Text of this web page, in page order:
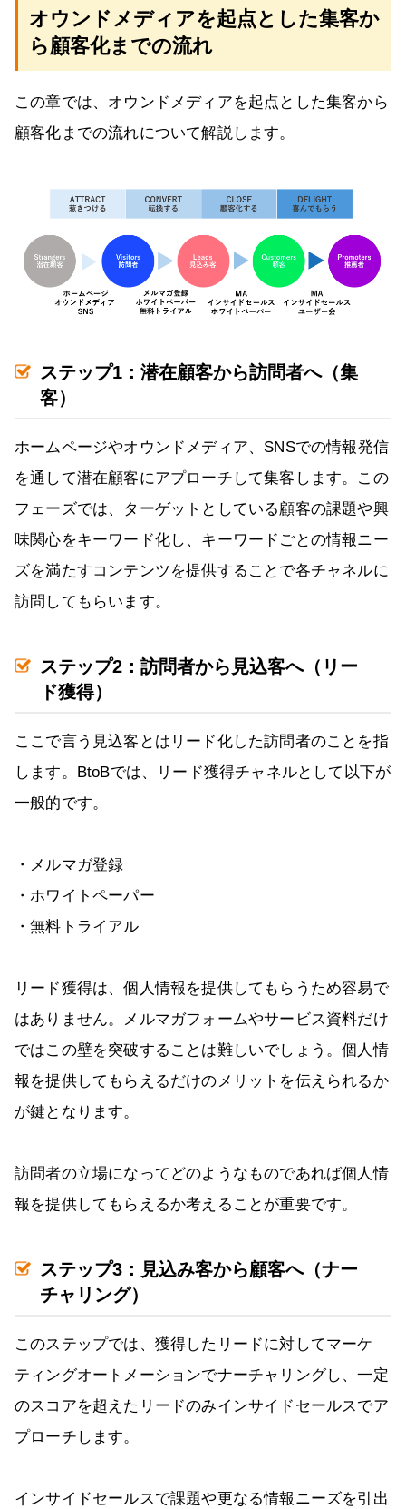
オウンドメディアを起点とした集客か
ら顧客化までの流れ
この章では、オウンドメディアを起点とした集客から
顧客化までの流れについて解説します。
ステップ1：潜在顧客から訪問者へ（集
客）
ホームページやオウンドメディア、SNSでの情報発信
を通して潜在顧客にアプローチして集客します。この
フェーズでは、ターゲットとしている顧客の課題や興
味関心をキーワード化し、キーワードごとの情報ニー
ズを満たすコンテンツを提供することで各チャネルに
訪問してもらいます。
ステップ2：訪問者から見込客へ（リー
ド獲得）
ここで言う見込客とはリード化した訪問者のことを指
します。BtoBでは、リード獲得チャネルとして以下が
一般的です。
・メルマガ登録
・ホワイトペーパー
・無料トライアル
リード獲得は、個人情報を提供してもらうため容易で
はありません。メルマガフォームやサービス資料だけ
ではこの壁を突破することは難しいでしょう。個人情
報を提供してもらえるだけのメリットを伝えられるか
が鍵となります。
訪問者の立場になってどのようなものであれば個人情
報を提供してもらえるか考えることが重要です。
ステップ3：見込み客から顧客へ（ナー
チャリング）
このステップでは、獲得したリードに対してマーケ
ティングオートメーションでナーチャリングし、一定
のスコアを超えたリードのみインサイドセールスでア
プローチします。
インサイドセールスで課題や更なる情報ニーズを引出